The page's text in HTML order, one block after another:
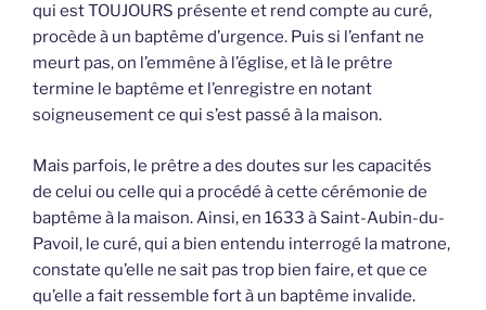
qui est TOUJOURS présente et rend compte au curé,
procède à un baptême d’urgence. Puis si l’enfant ne
meurt pas, on l’emmêne à l’église, et là le prêtre
termine le baptême et l’enregistre en notant
soigneusement ce qui s’est passé à la maison.
Mais parfois, le prêtre a des doutes sur les capacités
de celui ou celle qui a procédé à cette cérémonie de
baptême à la maison. Ainsi, en 1633 à Saint-Aubin-du-
Pavoil, le curé, qui a bien entendu interrogé la matrone,
constate qu’elle ne sait pas trop bien faire, et que ce
qu’elle a fait ressemble fort à un baptême invalide.